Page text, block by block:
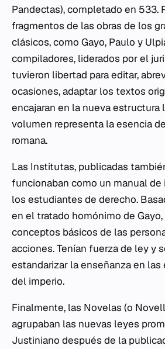
Pandectas), completado en 533.
fragmentos de las obras de los
clásicos, como Gayo, Paulo y
compiladores, liderados por el
tuvieron libertad para editar,
ocasiones, adaptar los textos
encajaran en la nueva estructura
volumen representa la esencia
romana.
Las Institutas, publicadas
funcionaban como un manual de
los estudiantes de derecho.
en el tratado homónimo de
conceptos básicos de las
acciones. Tenían fuerza de ley y
estandarizar la enseñanza en las
del imperio.
Finalmente, las Novelas (o
agrupaban las nuevas leyes
Justiniano después de la